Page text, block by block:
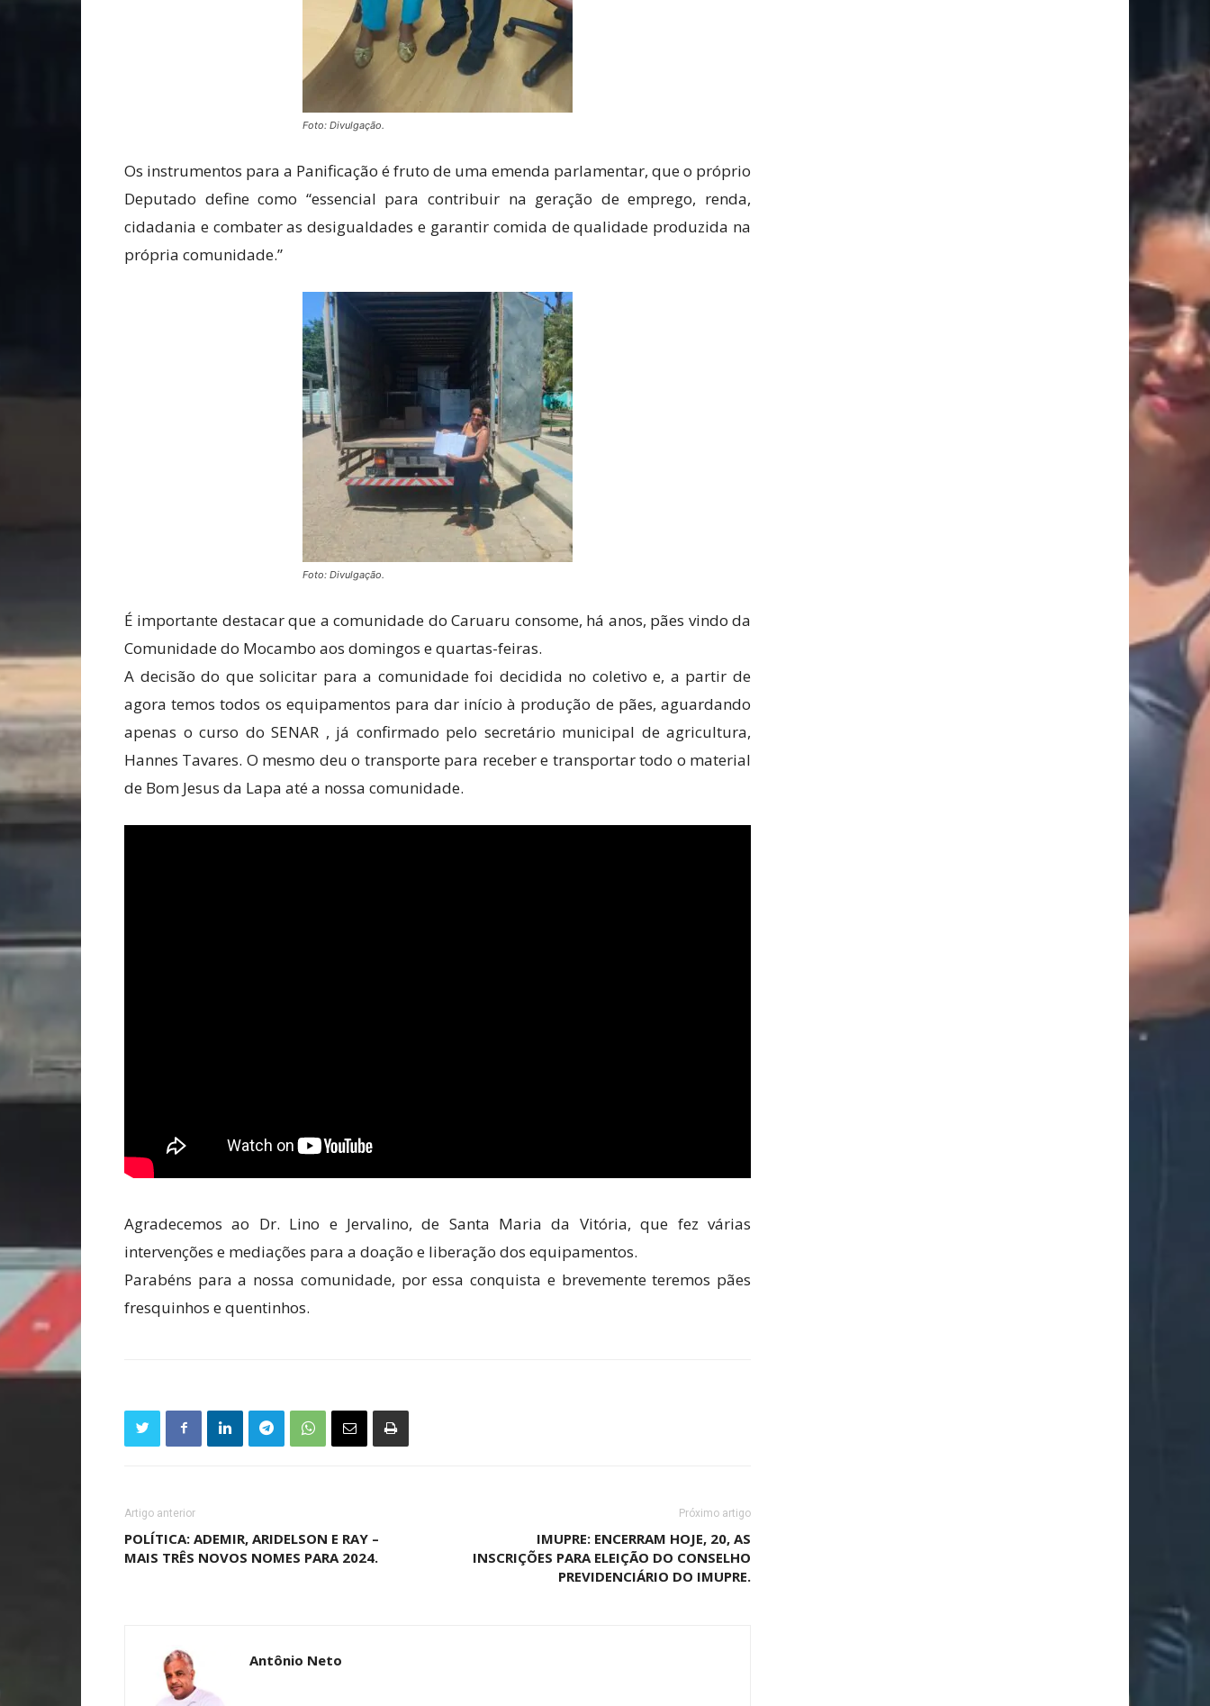
Foto: Divulgação.
Os instrumentos para a Panificação é fruto de uma emenda parlamentar, que o próprio
Deputado define como “essencial para contribuir na geração de emprego, renda,
cidadania e combater as desigualdades e garantir comida de qualidade produzida na
própria comunidade.”
Foto: Divulgação.
É importante destacar que a comunidade do Caruaru consome, há anos, pães vindo da
Comunidade do Mocambo aos domingos e quartas-feiras.
A decisão do que solicitar para a comunidade foi decidida no coletivo e, a partir de
agora temos todos os equipamentos para dar início à produção de pães, aguardando
apenas o curso do SENAR , já confirmado pelo secretário municipal de agricultura,
Hannes Tavares. O mesmo deu o transporte para receber e transportar todo o material
de Bom Jesus da Lapa até a nossa comunidade.
Agradecemos ao Dr. Lino e Jervalino, de Santa Maria da Vitória, que fez várias
intervenções e mediações para a doação e liberação dos equipamentos.
Parabéns para a nossa comunidade, por essa conquista e brevemente teremos pães
fresquinhos e quentinhos.
Artigo anterior
POLÍTICA: ADEMIR, ARIDELSON E RAY –
MAIS TRÊS NOVOS NOMES PARA 2024.
Próximo artigo
IMUPRE: ENCERRAM HOJE, 20, AS
INSCRIÇÕES PARA ELEIÇÃO DO CONSELHO
PREVIDENCIÁRIO DO IMUPRE.
Antônio Neto